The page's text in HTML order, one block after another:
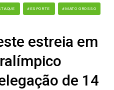
#ESPORTE #MATO GROSSO
estreia em
de 14